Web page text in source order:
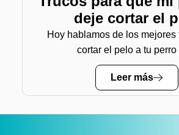
deje cortar el
Hoy hablamos de los mejores
cortar el pelo a tu perro
Leer más